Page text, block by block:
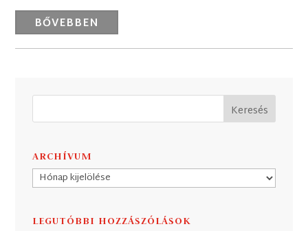
BŐVEBBEN
ARCHÍVUM
Archívum
LEGUTÓBBI HOZZÁSZÓLÁSOK